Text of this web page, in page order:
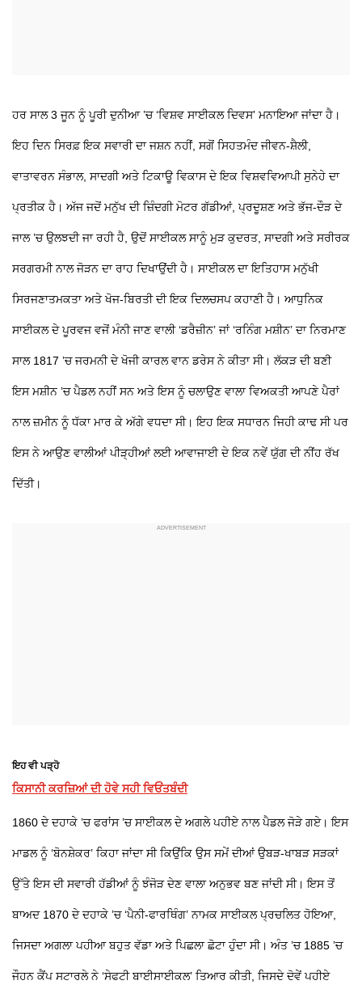
ਹਰ ਸਾਲ 3 ਜੂਨ ਨੂੰ ਪੂਰੀ ਦੁਨੀਆ ’ਚ ‘ਵਿਸ਼ਵ ਸਾਈਕਲ ਦਿਵਸ’ ਮਨਾਇਆ ਜਾਂਦਾ ਹੈ।
ਇਹ ਦਿਨ ਸਿਰਫ਼ ਇਕ ਸਵਾਰੀ ਦਾ ਜਸ਼ਨ ਨਹੀਂ, ਸਗੋਂ ਸਿਹਤਮੰਦ ਜੀਵਨ-ਸ਼ੈਲੀ,
ਵਾਤਾਵਰਨ ਸੰਭਾਲ, ਸਾਦਗੀ ਅਤੇ ਟਿਕਾਊ ਵਿਕਾਸ ਦੇ ਇਕ ਵਿਸ਼ਵਵਿਆਪੀ ਸੁਨੇਹੇ ਦਾ
ਪ੍ਰਤੀਕ ਹੈ। ਅੱਜ ਜਦੋਂ ਮਨੁੱਖ ਦੀ ਜ਼ਿੰਦਗੀ ਮੋਟਰ ਗੱਡੀਆਂ, ਪ੍ਰਦੂਸ਼ਣ ਅਤੇ ਭੱਜ-ਦੌੜ ਦੇ
ਜਾਲ ’ਚ ਉਲਝਦੀ ਜਾ ਰਹੀ ਹੈ, ਉਦੋਂ ਸਾਈਕਲ ਸਾਨੂੰ ਮੁੜ ਕੁਦਰਤ, ਸਾਦਗੀ ਅਤੇ ਸਰੀਰਕ
ਸਰਗਰਮੀ ਨਾਲ ਜੋੜਨ ਦਾ ਰਾਹ ਦਿਖਾਉਂਦੀ ਹੈ। ਸਾਈਕਲ ਦਾ ਇਤਿਹਾਸ ਮਨੁੱਖੀ
ਸਿਰਜਣਾਤਮਕਤਾ ਅਤੇ ਖੋਜ-ਬਿਰਤੀ ਦੀ ਇਕ ਦਿਲਚਸਪ ਕਹਾਣੀ ਹੈ। ਆਧੁਨਿਕ
ਸਾਈਕਲ ਦੇ ਪੂਰਵਜ ਵਜੋਂ ਮੰਨੀ ਜਾਣ ਵਾਲੀ ‘ਡਰੈਜ਼ੀਨ’ ਜਾਂ ‘ਰਨਿੰਗ ਮਸ਼ੀਨ’ ਦਾ ਨਿਰਮਾਣ
ਸਾਲ 1817 ’ਚ ਜਰਮਨੀ ਦੇ ਖੋਜੀ ਕਾਰਲ ਵਾਨ ਡਰੇਸ ਨੇ ਕੀਤਾ ਸੀ। ਲੱਕੜ ਦੀ ਬਣੀ
ਇਸ ਮਸ਼ੀਨ ’ਚ ਪੈਡਲ ਨਹੀਂ ਸਨ ਅਤੇ ਇਸ ਨੂੰ ਚਲਾਉਣ ਵਾਲਾ ਵਿਅਕਤੀ ਆਪਣੇ ਪੈਰਾਂ
ਨਾਲ ਜ਼ਮੀਨ ਨੂੰ ਧੱਕਾ ਮਾਰ ਕੇ ਅੱਗੇ ਵਧਦਾ ਸੀ। ਇਹ ਇਕ ਸਧਾਰਨ ਜਿਹੀ ਕਾਢ ਸੀ ਪਰ
ਇਸ ਨੇ ਆਉਣ ਵਾਲੀਆਂ ਪੀੜ੍ਹੀਆਂ ਲਈ ਆਵਾਜਾਈ ਦੇ ਇਕ ਨਵੇਂ ਯੁੱਗ ਦੀ ਨੀਂਹ ਰੱਖ
ਦਿੱਤੀ।
ਇਹ ਵੀ ਪੜ੍ਹੋ
ਕਿਸਾਨੀ ਕਰਜ਼ਿਆਂ ਦੀ ਹੋਵੇ ਸਹੀ ਵਿਓਂਤਬੰਦੀ
1860 ਦੇ ਦਹਾਕੇ ’ਚ ਫਰਾਂਸ ’ਚ ਸਾਈਕਲ ਦੇ ਅਗਲੇ ਪਹੀਏ ਨਾਲ ਪੈਡਲ ਜੋੜੇ ਗਏ। ਇਸ
ਮਾਡਲ ਨੂੰ ‘ਬੋਨਸ਼ੇਕਰ’ ਕਿਹਾ ਜਾਂਦਾ ਸੀ ਕਿਉਂਕਿ ਉਸ ਸਮੇਂ ਦੀਆਂ ਉਬੜ-ਖਾਬੜ ਸੜਕਾਂ
ਉੱਤੇ ਇਸ ਦੀ ਸਵਾਰੀ ਹੱਡੀਆਂ ਨੂੰ ਝੰਜੋੜ ਦੇਣ ਵਾਲਾ ਅਨੁਭਵ ਬਣ ਜਾਂਦੀ ਸੀ। ਇਸ ਤੋਂ
ਬਾਅਦ 1870 ਦੇ ਦਹਾਕੇ ’ਚ ‘ਪੈਨੀ-ਫਾਰਥਿੰਗ’ ਨਾਮਕ ਸਾਈਕਲ ਪ੍ਰਚਲਿਤ ਹੋਇਆ,
ਜਿਸਦਾ ਅਗਲਾ ਪਹੀਆ ਬਹੁਤ ਵੱਡਾ ਅਤੇ ਪਿਛਲਾ ਛੋਟਾ ਹੁੰਦਾ ਸੀ। ਅੰਤ ’ਚ 1885 ’ਚ
ਜੌਹਨ ਕੈਂਪ ਸਟਾਰਲੇ ਨੇ ‘ਸੇਫਟੀ ਬਾਈਸਾਈਕਲ’ ਤਿਆਰ ਕੀਤੀ, ਜਿਸਦੇ ਦੋਵੇਂ ਪਹੀਏ